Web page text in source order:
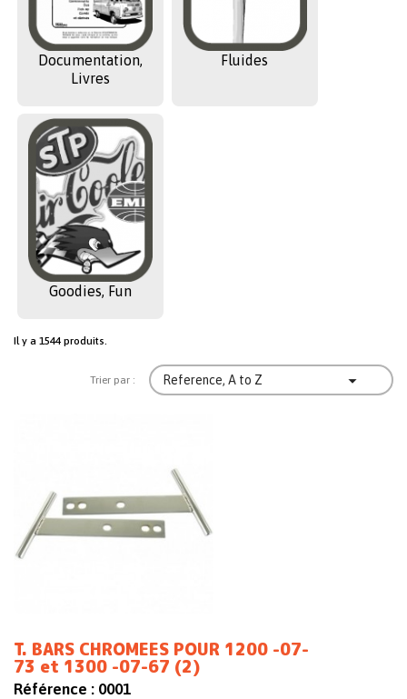
Documentation,
Livres
Fluides
Goodies, Fun
Il y a 1544 produits.
Trier par : Reference, A to Z 
T. BARS CHROMEES POUR 1200 -07-
73 et 1300 -07-67 (2)
Référence : 0001